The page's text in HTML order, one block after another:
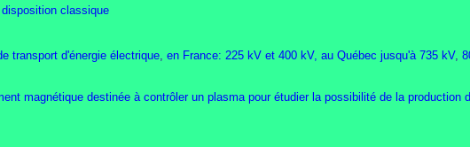
classique
transport d'énergie électrique, en France: 225 kV et 400 kV, au Québec jusqu'à 735 kV,
magnétique destinée à contrôler un plasma pour étudier la possibilité de la production